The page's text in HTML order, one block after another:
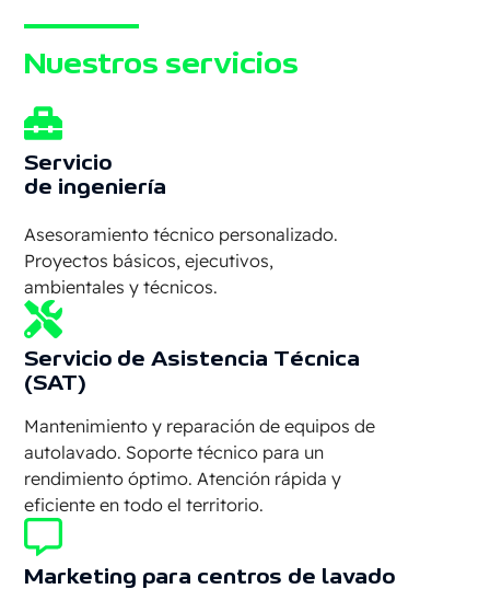
Nuestros servicios
Servicio
de ingeniería
Asesoramiento técnico personalizado.
Proyectos básicos, ejecutivos,
ambientales y técnicos.
Servicio de Asistencia Técnica
(SAT)
Mantenimiento y reparación de equipos de
autolavado. Soporte técnico para un
rendimiento óptimo. Atención rápida y
eficiente en todo el territorio.
Marketing para centros de lavado